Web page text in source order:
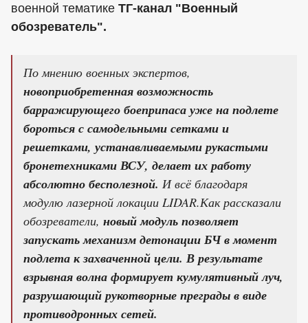
военной тематике ТГ-канал "Военный
обозреватель".
По мнению военных экспертов,
новоприобретенная возможность
барражирующего боеприпаса уже на подлете
бороться с самодельными сетками и
решетками, устанавливаемыми рукастыми
бронетехниками ВСУ, делает их работу
абсолютно бесполезной. И всё благодаря
модулю лазерной локации LIDAR.Как рассказали
обозреватели, новый модуль позволяет
запускать механизм детонации БЧ в момент
подлета к захваченной цели. В результате
взрывная волна формирует кумулятивный луч,
разрушающий рукотворные преграды в виде
противодронных сетей.